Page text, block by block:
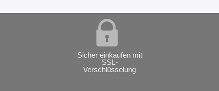
Sicher einkaufen mit
SSL-
Verschlüsselung